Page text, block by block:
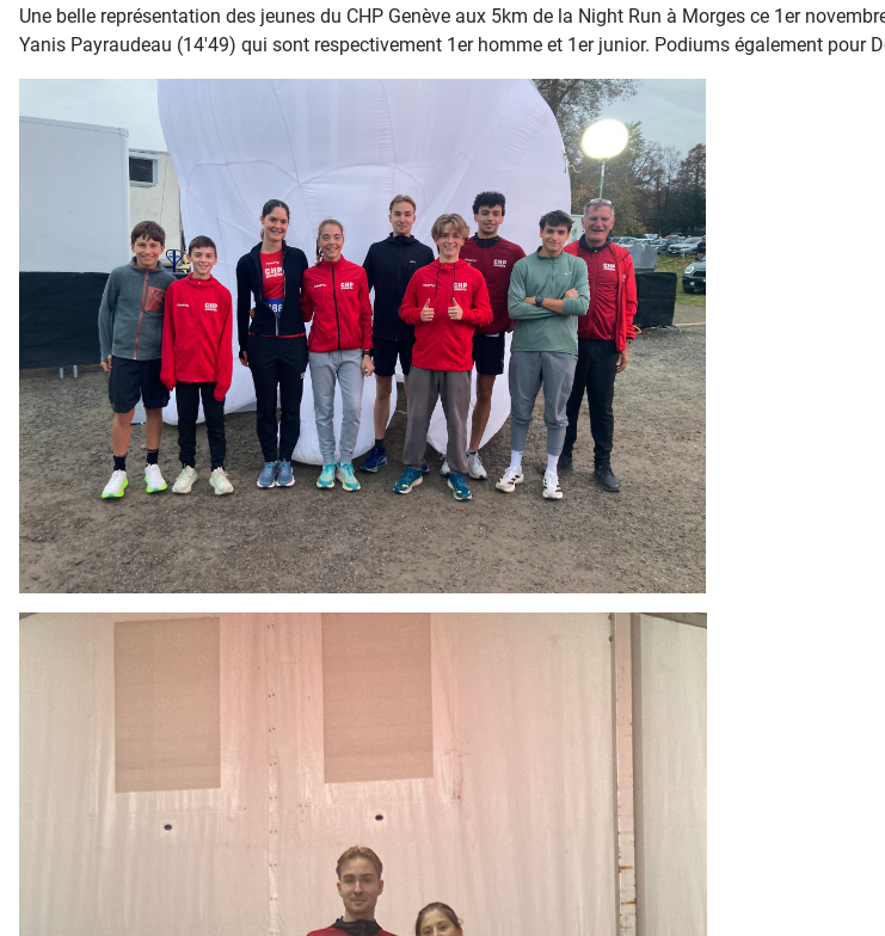
Une belle représentation des jeunes du CHP Genève aux 5km de la Night Run à Morges ce 1er
Yanis Payraudeau (14'49) qui sont respectivement 1er homme et 1er junior. Podiums également pour